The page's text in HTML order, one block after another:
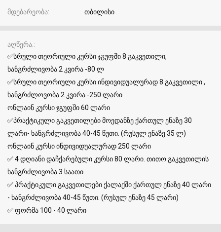
მდებარეობა თბილისი
აღწერა.
✅სრული თეორიული კურსი ჯგუფში 8 გაკვეთილი,
ხანგრძლივობა 2 კვირა -80 ლ
✅სრული თეორიული კურსი ინდივიდუალურად 8 გაკვეთილი ,
ხანგრძლოვობა 2 კვირა -250 ლარი
ონლაინ კურსი ჯგუფში 60 ლარი
✅პრაქტიკული გაკვეთილები მოედანზე ქართულ ენაზე 30
ლარი- ხანგრძლივობა 40-45 წუთი. (რუსულ ენაზე 35 ლ)
ონლაინ კურსი ინდივიდუალურად 250 ლარი
✅ 4 დღიანი დაჩქარებული კურსი 80 ლარი. თითო გაკვეთილის
ხანგრძლივობა 3 საათი.
✅ პრაქტიკული გაკვეთილები ქალაქში ქართულ ენაზე 40 ლარი
- ხანგრძლივობა 40-45 წუთი. (რუსულ ენაზე 45 ლარი)
✅ ფორმა 100 - 40 ლარი